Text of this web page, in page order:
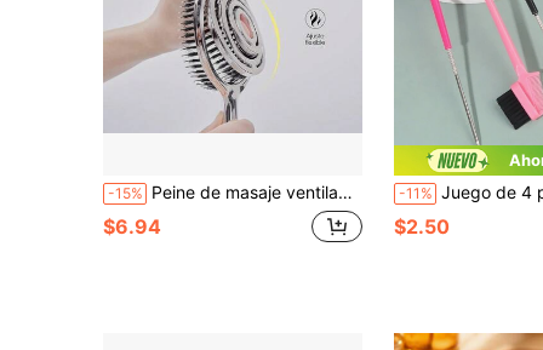
-15% Peine de masaje ventilado de metal hueco, juego de lazos para el cabello grueso multicolor, peine antiestático para desenredar y peinar, y combinación de lazos elásticos para el cabello, adecuado para el cuidado del cabello en el hogar y el salón
$6.94
-11% Juego de 4 piezas/1 pieza de cepillos de control de bordes de doble cara, peine de cola de rata con pin metálico, herramienta de peinado de cerdas de nailon
$2.50